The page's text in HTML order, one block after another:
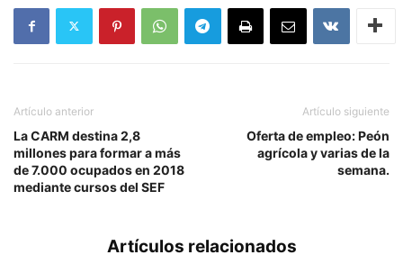
Artículo anterior
La CARM destina 2,8
millones para formar a más
de 7.000 ocupados en 2018
mediante cursos del SEF
Artículo siguiente
Oferta de empleo: Peón
agrícola y varias de la
semana.
Artículos relacionados